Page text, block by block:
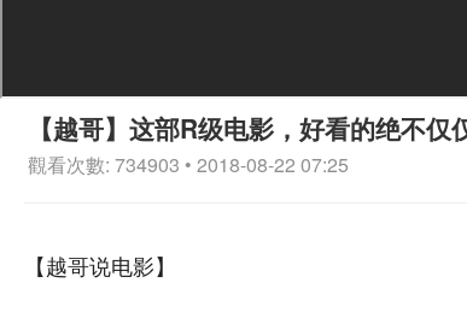
【越哥】这部R级电影，好看的绝不仅
觀看次數: 734903 • 2018-08-22 07:25
【越哥说电影】